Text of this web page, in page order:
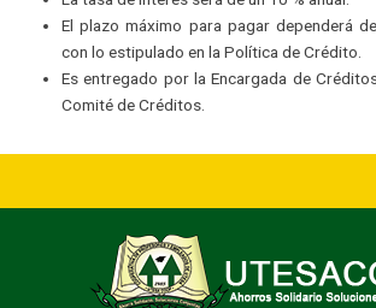
El plazo máximo para pagar dependerá
con lo estipulado en la Política de Crédito.
Es entregado por la Encargada de
Comité de Créditos.